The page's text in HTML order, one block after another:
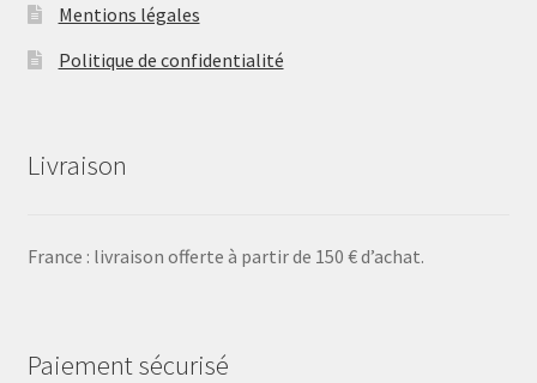
Mentions légales
Politique de confidentialité
Livraison
France : livraison offerte à partir de 150 € d’achat.
Paiement sécurisé